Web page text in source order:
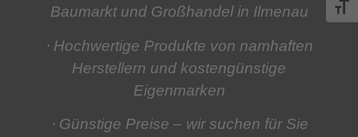
Baumarkt und Großhandel in Ilmenau
⋅ Hochwertige Produkte von namhaften
Herstellern und kostengünstige
Eigenmarken
⋅ Günstige Preise – wir suchen für Sie